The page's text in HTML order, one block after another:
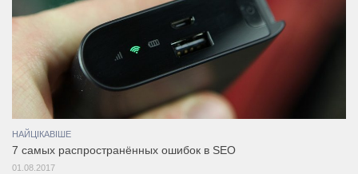
НАЙЦІКАВІШЕ
7 самых распространённых ошибок в SEO
01.08.2017